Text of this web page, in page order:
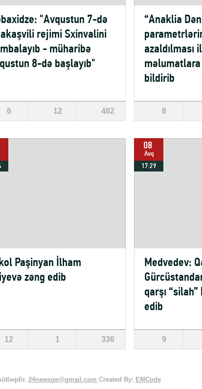
"Avqustun 7-də
rejimi Sxinvalini
- müharibə
8-də başlayıb"
6 12 482
“Anaklia
azaldılması
bildirib
8
Paşinyan İlham
zəng edib
12 1 336
08
Avq
17:29
Medvedev:
qarşı
edib
9
24newsge@gmail.com Created By: EMCode